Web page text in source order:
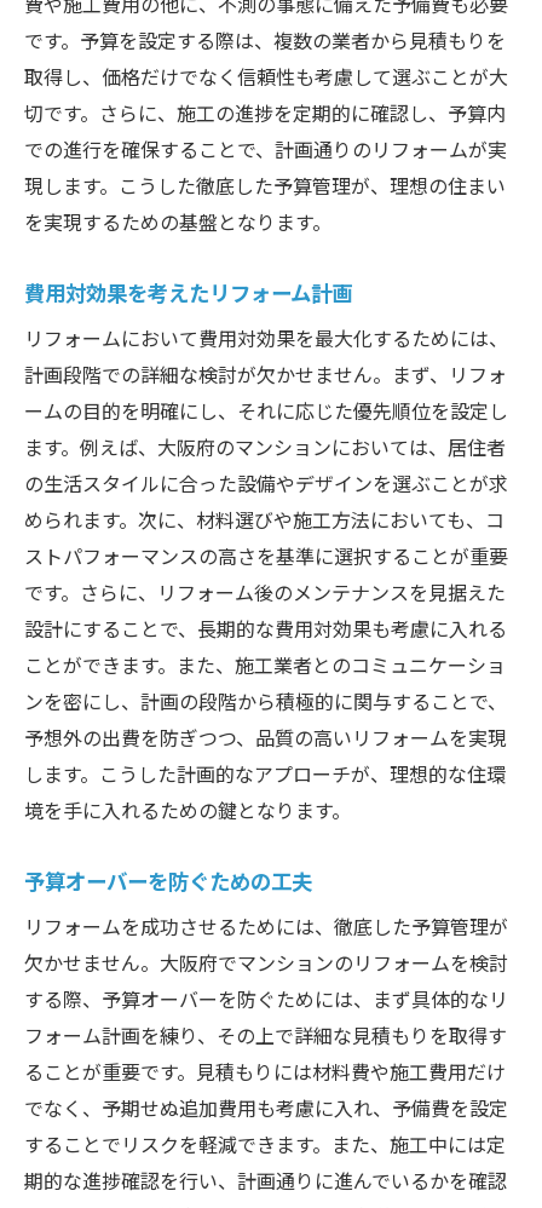
です。予算を設定する際は、複数の業者から見積もりを
取得し、価格だけでなく信頼性も考慮して選ぶことが大
切です。さらに、施工の進捗を定期的に確認し、予算内
での進行を確保することで、計画通りのリフォームが実
現します。こうした徹底した予算管理が、理想の住まい
を実現するための基盤となります。
費用対効果を考えたリフォーム計画
リフォームにおいて費用対効果を最大化するためには、
計画段階での詳細な検討が欠かせません。まず、リフォ
ームの目的を明確にし、それに応じた優先順位を設定し
ます。例えば、大阪府のマンションにおいては、居住者
の生活スタイルに合った設備やデザインを選ぶことが求
められます。次に、材料選びや施工方法においても、コ
ストパフォーマンスの高さを基準に選択することが重要
です。さらに、リフォーム後のメンテナンスを見据えた
設計にすることで、長期的な費用対効果も考慮に入れる
ことができます。また、施工業者とのコミュニケーショ
ンを密にし、計画の段階から積極的に関与することで、
予想外の出費を防ぎつつ、品質の高いリフォームを実現
します。こうした計画的なアプローチが、理想的な住環
境を手に入れるための鍵となります。
予算オーバーを防ぐための工夫
リフォームを成功させるためには、徹底した予算管理が
欠かせません。大阪府でマンションのリフォームを検討
する際、予算オーバーを防ぐためには、まず具体的なリ
フォーム計画を練り、その上で詳細な見積もりを取得す
ることが重要です。見積もりには材料費や施工費用だけ
でなく、予期せぬ追加費用も考慮に入れ、予備費を設定
することでリスクを軽減できます。また、施工中には定
期的な進捗確認を行い、計画通りに進んでいるかを確認